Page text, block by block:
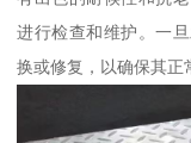
进行检查和维护。一
换或修复，以确保其正